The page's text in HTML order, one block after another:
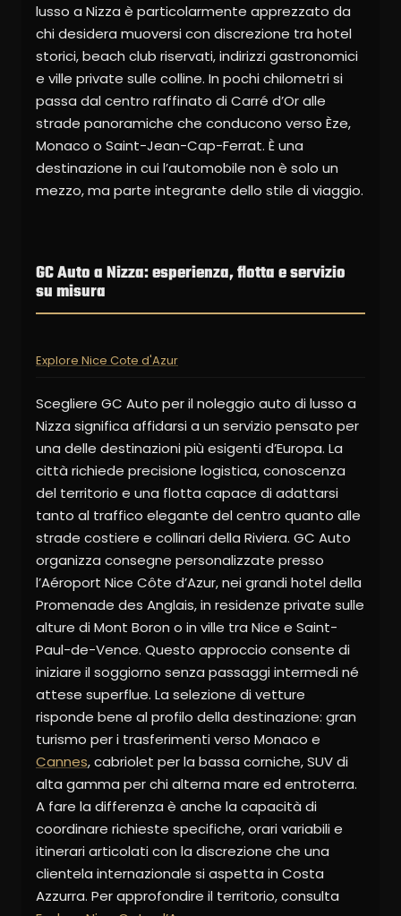
lusso a Nizza è particolarmente apprezzato da
chi desidera muoversi con discrezione tra hotel
storici, beach club riservati, indirizzi gastronomici
e ville private sulle colline. In pochi chilometri si
passa dal centro raffinato di Carré d’Or alle
strade panoramiche che conducono verso Èze,
Monaco o Saint-Jean-Cap-Ferrat. È una
destinazione in cui l’automobile non è solo un
mezzo, ma parte integrante dello stile di viaggio.
GC Auto a Nizza: esperienza, flotta e servizio
su misura
Explore Nice Cote d'Azur
Scegliere GC Auto per il noleggio auto di lusso a
Nizza significa affidarsi a un servizio pensato per
una delle destinazioni più esigenti d’Europa. La
città richiede precisione logistica, conoscenza
del territorio e una flotta capace di adattarsi
tanto al traffico elegante del centro quanto alle
strade costiere e collinari della Riviera. GC Auto
organizza consegne personalizzate presso
l’Aéroport Nice Côte d’Azur, nei grandi hotel della
Promenade des Anglais, in residenze private sulle
alture di Mont Boron o in ville tra Nice e Saint-
Paul-de-Vence. Questo approccio consente di
iniziare il soggiorno senza passaggi intermedi né
attese superflue. La selezione di vetture
risponde bene al profilo della destinazione: gran
turismo per i trasferimenti verso Monaco e
Cannes, cabriolet per la bassa corniche, SUV di
alta gamma per chi alterna mare ed entroterra.
A fare la differenza è anche la capacità di
coordinare richieste specifiche, orari variabili e
itinerari articolati con la discrezione che una
clientela internazionale si aspetta in Costa
Azzurra. Per approfondire il territorio, consulta